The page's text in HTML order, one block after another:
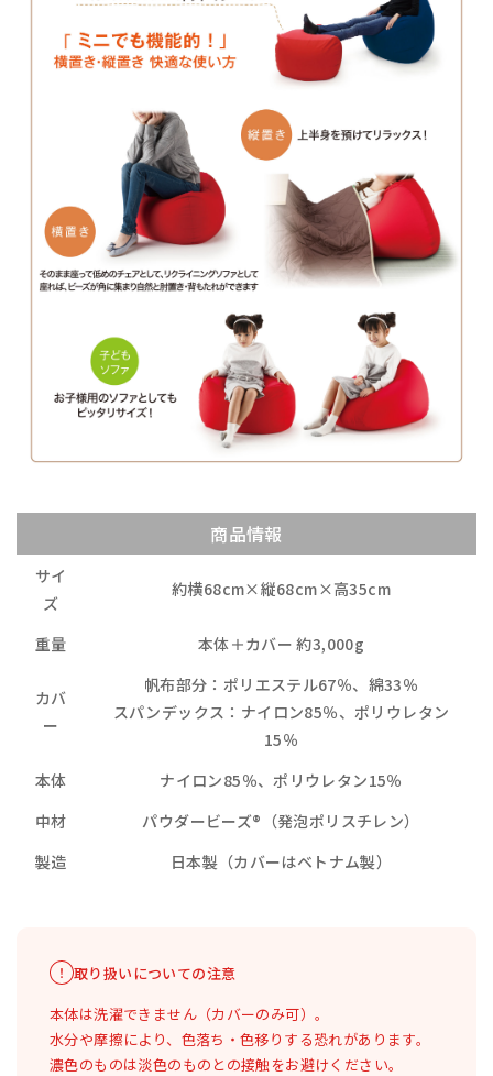
商品情報
サイ
ズ
約横68cm×縦68cm×高35cm
重量 本体＋カバー 約3,000g
カバ
ー
帆布部分：ポリエステル67％、綿33％
スパンデックス：ナイロン85％、ポリウレタン
15％
本体
ナイロン85％、ポリウレタン15％
中材
パウダービーズ®（発泡ポリスチレン）
製造
日本製（カバーはベトナム製）
取り扱いについての注意
本体は洗濯できません（カバーのみ可）。
水分や摩擦により、色落ち・色移りする恐れがあります。
濃色のものは淡色のものとの接触をお避けください。